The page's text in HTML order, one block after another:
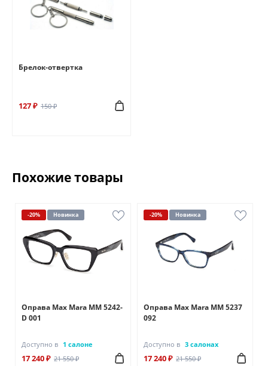
Брелок-отвертка
127 ₽ 150 ₽
Похожие товары
-20% Новинка
Оправа Max Mara MM 5242-
D 001
Доступно в 1 салоне
17 240 ₽ 21 550 ₽
-20% Новинка
Оправа Max Mara MM 5237
092
Доступно в 3 салонах
17 240 ₽ 21 550 ₽